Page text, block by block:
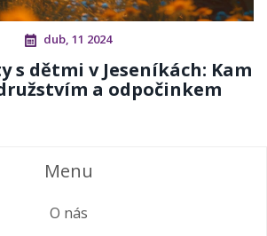
dub, 11 2024
s dětmi v Jeseníkách: Kam
a odpočinkem
Menu
O nás